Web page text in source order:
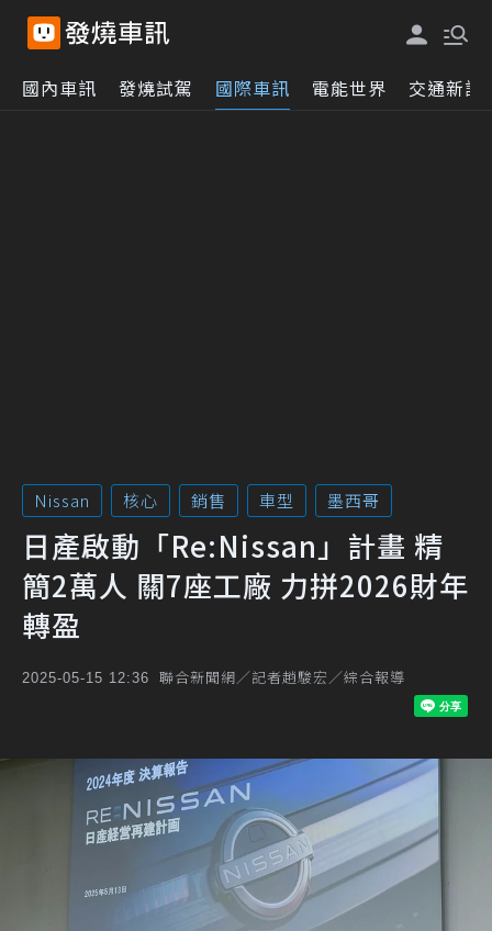
國內車訊 發燒試駕 國際車訊 電能世界 交通新訊
Nissan 核心 銷售 車型 墨西哥
日產啟動「Re:Nissan」計畫 精
簡2萬人 關7座工廠 力拼2026財年
轉盈
2025-05-15 12:36 聯合新聞網／記者趙駿宏／綜合報導